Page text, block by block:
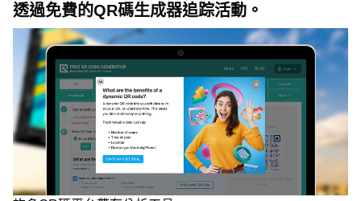
透過免費的QR碼生成器追踪活動。